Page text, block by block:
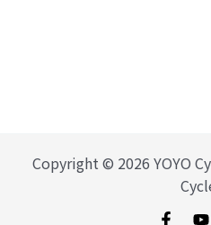
Copyright © 2026 YOYO